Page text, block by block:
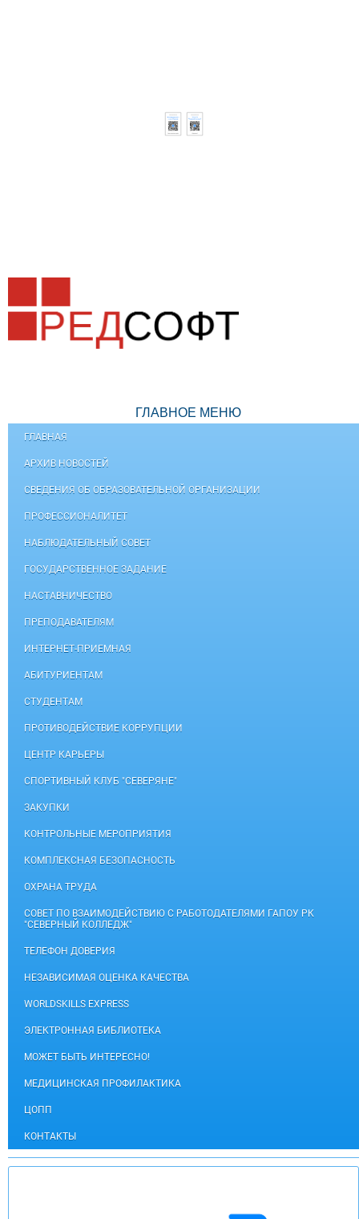
ГЛАВНОЕ МЕНЮ
ГЛАВНАЯ
АРХИВ НОВОСТЕЙ
СВЕДЕНИЯ ОБ ОБРАЗОВАТЕЛЬНОЙ ОРГАНИЗАЦИИ
ПРОФЕССИОНАЛИТЕТ
НАБЛЮДАТЕЛЬНЫЙ СОВЕТ
ГОСУДАРСТВЕННОЕ ЗАДАНИЕ
НАСТАВНИЧЕСТВО
ПРЕПОДАВАТЕЛЯМ
ИНТЕРНЕТ-ПРИЕМНАЯ
АБИТУРИЕНТАМ
СТУДЕНТАМ
ПРОТИВОДЕЙСТВИЕ КОРРУПЦИИ
ЦЕНТР КАРЬЕРЫ
СПОРТИВНЫЙ КЛУБ "СЕВЕРЯНЕ"
ЗАКУПКИ
КОНТРОЛЬНЫЕ МЕРОПРИЯТИЯ
КОМПЛЕКСНАЯ БЕЗОПАСНОСТЬ
ОХРАНА ТРУДА
СОВЕТ ПО ВЗАИМОДЕЙСТВИЮ С РАБОТОДАТЕЛЯМИ ГАПОУ РК
"СЕВЕРНЫЙ КОЛЛЕДЖ"
ТЕЛЕФОН ДОВЕРИЯ
НЕЗАВИСИМАЯ ОЦЕНКА КАЧЕСТВА
WORLDSKILLS EXPRESS
ЭЛЕКТРОННАЯ БИБЛИОТЕКА
МОЖЕТ БЫТЬ ИНТЕРЕСНО!
МЕДИЦИНСКАЯ ПРОФИЛАКТИКА
ЦОПП
КОНТАКТЫ